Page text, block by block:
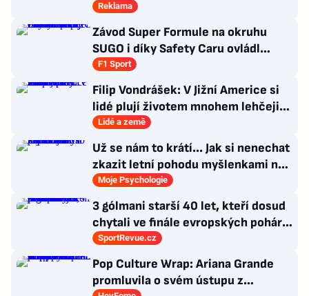
Reklama
Závod Super Formule na okruhu
SUGO i díky Safety Caru ovládl
Fukuzumi. Staněk po chybě nedojel
F1 Sport
Filip Vondrášek: V Jižní Americe si
lidé plují životem mnohem lehčeji,
věci tolik neřeší
Lidé a země
Už se nám to krátí... Jak si nenechat
zkazit letní pohodu myšlenkami na
zářijový zápřah?
Moje Psychologie
3 gólmani starší 40 let, kteří dosud
chytali ve finále evropských pohárů.
Všichni odešli ze hřiště jako
poražení
SportRevue.cz
Pop Culture Wrap: Ariana Grande
promluvila o svém ústupu z